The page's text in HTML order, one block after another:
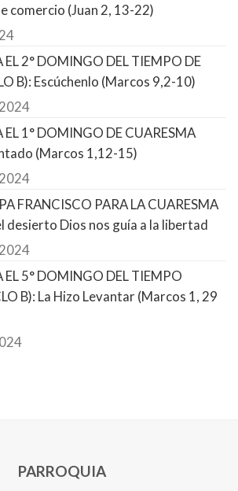
comercio (Juan 2, 13-22)
EL 2° DOMINGO DEL TIEMPO DE
B): Escúchenlo (Marcos 9,2-10)
EL 1° DOMINGO DE CUARESMA
(Marcos 1,12-15)
FRANCISCO PARA LA CUARESMA
desierto Dios nos guía a la libertad
EL 5° DOMINGO DEL TIEMPO
B): La Hizo Levantar (Marcos 1, 29
PARROQUIA